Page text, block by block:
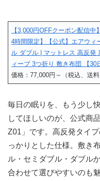
【3,000円OFFクーポン配信
4時間限定】【公式】エアウ
ル ダブル | マットレス 高反発
ィーブ 3つ折り 敷き布団 【30
価格：77,000円～（税込、送
毎日の眠りを、もう少し
してほしいのが、公式商
Z01」です。高反発タイ
っかりとした仕様。敷き
ル・セミダブル・ダブル
合わせて選びやすいのも魅